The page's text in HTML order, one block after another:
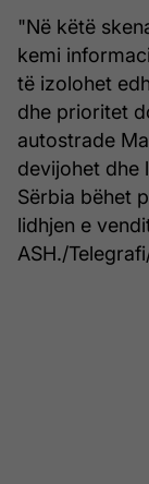
"Në këtë
kemi
të izolohet
dhe prioritet
autostrade
devijohet dhe
Sërbia bëhet
lidhjen e
ASH./